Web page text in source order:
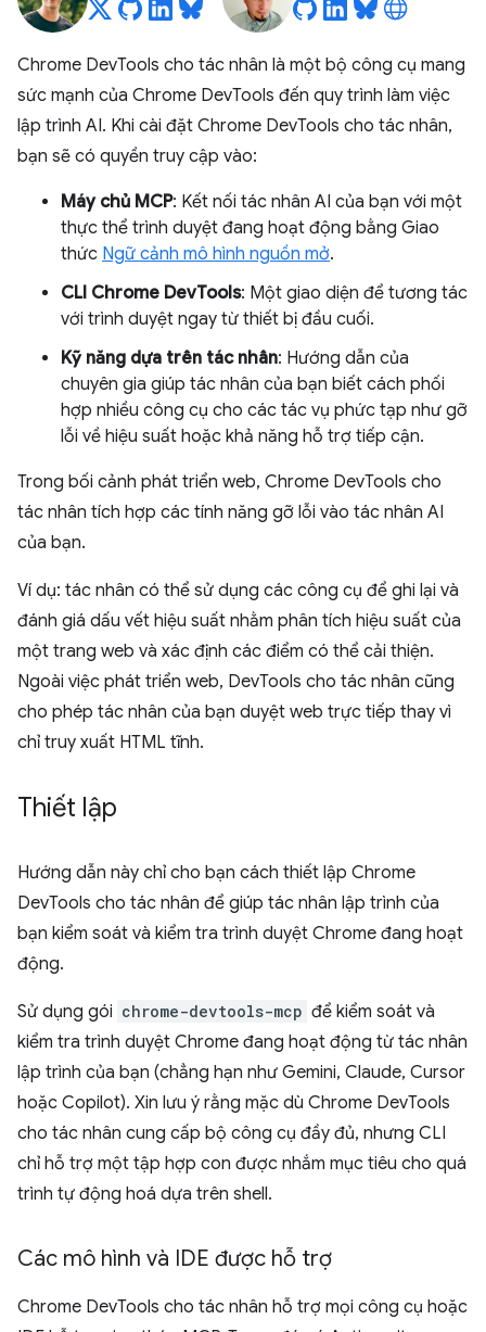
Chrome DevTools cho tác nhân là một bộ công cụ mang
sức mạnh của Chrome DevTools đến quy trình làm việc
lập trình AI. Khi cài đặt Chrome DevTools cho tác nhân,
bạn sẽ có quyền truy cập vào:
Máy chủ MCP: Kết nối tác nhân AI của bạn với một
thực thể trình duyệt đang hoạt động bằng Giao
thức Ngữ cảnh mô hình nguồn mở.
CLI Chrome DevTools: Một giao diện để tương tác
với trình duyệt ngay từ thiết bị đầu cuối.
Kỹ năng dựa trên tác nhân: Hướng dẫn của
chuyên gia giúp tác nhân của bạn biết cách phối
hợp nhiều công cụ cho các tác vụ phức tạp như gỡ
lỗi về hiệu suất hoặc khả năng hỗ trợ tiếp cận.
Trong bối cảnh phát triển web, Chrome DevTools cho
tác nhân tích hợp các tính năng gỡ lỗi vào tác nhân AI
của bạn.
Ví dụ: tác nhân có thể sử dụng các công cụ để ghi lại và
đánh giá dấu vết hiệu suất nhằm phân tích hiệu suất của
một trang web và xác định các điểm có thể cải thiện.
Ngoài việc phát triển web, DevTools cho tác nhân cũng
cho phép tác nhân của bạn duyệt web trực tiếp thay vì
chỉ truy xuất HTML tĩnh.
Thiết lập
Hướng dẫn này chỉ cho bạn cách thiết lập Chrome
DevTools cho tác nhân để giúp tác nhân lập trình của
bạn kiểm soát và kiểm tra trình duyệt Chrome đang hoạt
động.
Sử dụng gói chrome-devtools-mcp để kiểm soát và
kiểm tra trình duyệt Chrome đang hoạt động từ tác nhân
lập trình của bạn (chẳng hạn như Gemini, Claude, Cursor
hoặc Copilot). Xin lưu ý rằng mặc dù Chrome DevTools
cho tác nhân cung cấp bộ công cụ đầy đủ, nhưng CLI
chỉ hỗ trợ một tập hợp con được nhắm mục tiêu cho quá
trình tự động hoá dựa trên shell.
Các mô hình và IDE được hỗ trợ
Chrome DevTools cho tác nhân hỗ trợ mọi công cụ hoặc